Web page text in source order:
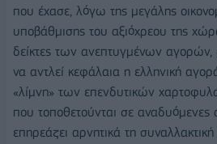
που έχασε, λόγω της μεγάλης
υποβάθμισης του αξιόχρεου της
δείκτες των ανεπτυγμένων αγορών,
να αντλεί κεφάλαια η ελληνική
«λίμνη» των επενδυτικών
που τοποθετούνται σε αναδυόμενες
επηρεάζει αρνητικά τη